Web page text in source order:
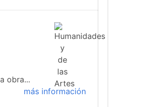
obra...
más información